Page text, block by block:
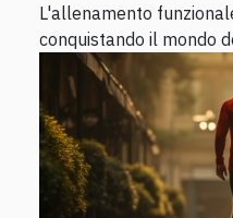
L'allenamento
conquistando il mondo